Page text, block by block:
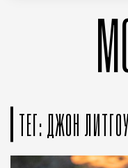
ТЕГ: ДЖОН ЛИТГОУ